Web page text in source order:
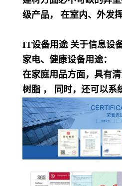
级产品， 在室内、外发
IT设备用途 关于信息设备
家电、健康设备用途：
在家庭用品方面，具有
树脂 ， 同时，还可以系